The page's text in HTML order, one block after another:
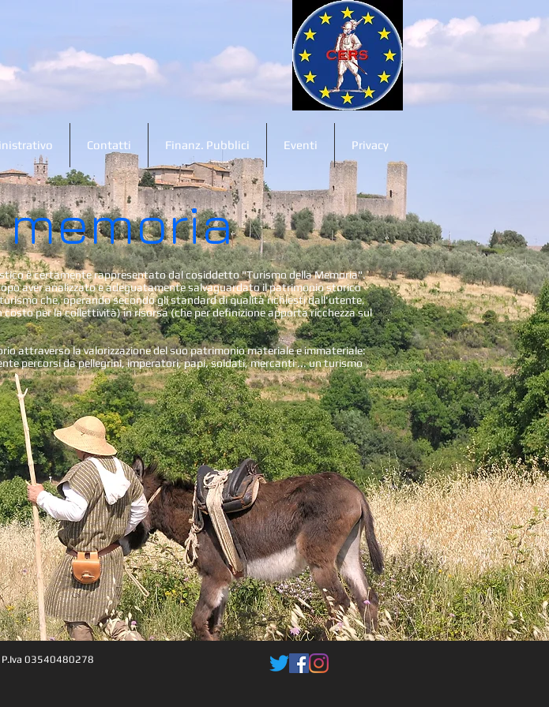
Contatti Finanz. Pubblici Eventi Privacy
è certamente rappresentato dal cosiddetto "Turismo della Memoria".
aver analizzato e adeguatamente salvaguardato il patrimonio storico
che, operando secondo gli standard di qualità richiesti dall'utente,
per la collettività) in risorsa (che per definizione apporta ricchezza sul
attraverso la valorizzazione del suo patrimonio materiale e immateriale:
percorsi da pellegrini, imperatori, papi, soldati, mercanti ... un turismo
P.Iva 03540480278